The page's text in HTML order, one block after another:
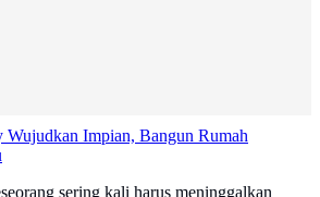
Wujudkan Impian, Bangun Rumah
sering kali harus meninggalkan